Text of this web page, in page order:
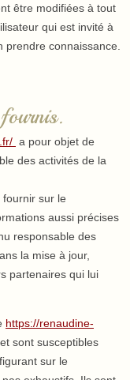
être modifiées à tout
qui est invité à
prendre connaissance.
a pour objet de
des activités de la
fournir sur le
aussi précises
responsable des
la mise à jour,
partenaires qui lui
https://renaudine-
sont susceptibles
sur le